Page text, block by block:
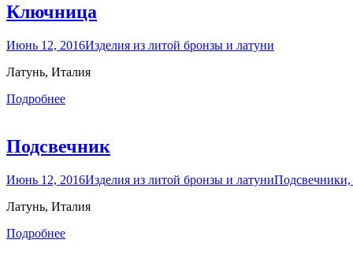
Ключница
Июнь 12, 2016Изделия из литой бронзы и латуни
Латунь, Италия
Подробнее
Подсвечник
Июнь 12, 2016Изделия из литой бронзы и латуниПодсвечники,
Латунь, Италия
Подробнее